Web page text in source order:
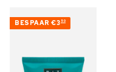
BESPAAR €3 50